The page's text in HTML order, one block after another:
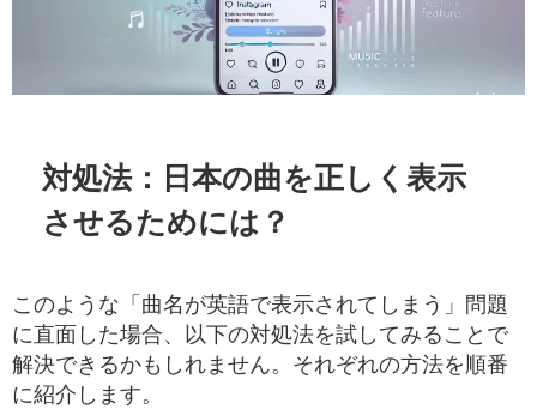
対処法：日本の曲を正しく表示
させるためには？
このような「曲名が英語で表示されてしまう」問題
に直面した場合、以下の対処法を試してみることで
解決できるかもしれません。それぞれの方法を順番
に紹介します。